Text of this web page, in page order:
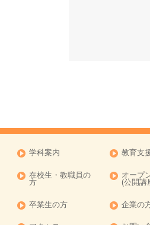
学科案内 教育支
在校生・教職員の
方
オープ
(公開講
卒業生の方 企業の